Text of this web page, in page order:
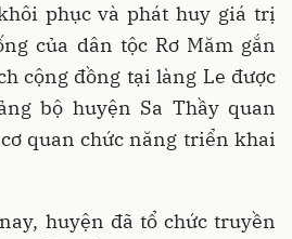
phục và phát huy giá trị
của dân tộc Rơ Măm gắn
cộng đồng tại làng Le được
bộ huyện Sa Thầy quan
quan chức năng triển khai
huyện đã tổ chức truyền